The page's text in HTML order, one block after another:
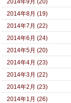
2014年8月 (19)
2014年7月 (22)
2014年6月 (24)
2014年5月 (20)
2014年4月 (23)
2014年3月 (22)
2014年2月 (23)
2014年1月 (26)